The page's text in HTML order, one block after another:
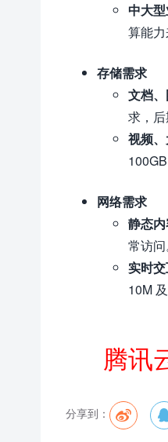
中大
算能
存储需求
文档
求，后
视频
网络需求
静态
常访问
实时
10M
腾讯
分享到： 